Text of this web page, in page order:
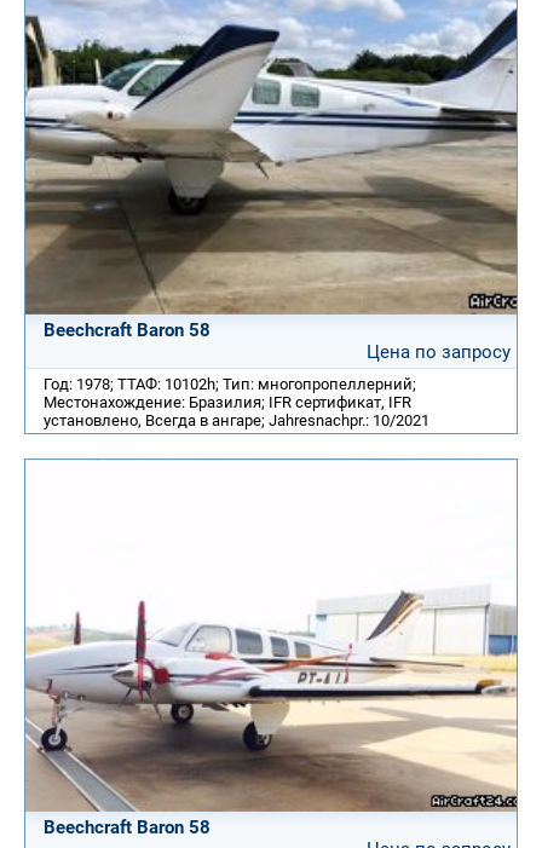
Beechcraft Baron 58
Цена по запросу
Год: 1978; ТТАФ: 10102h; Тип: многопропеллерний;
Местонахождение: Бразилия; IFR сертификат, IFR
установлено, Всегда в ангаре; Jahresnachpr.: 10/2021
Beechcraft Baron 58